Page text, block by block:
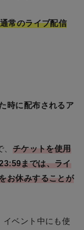
常のライブ配信
時に配布されるア
チケットを使用
までは、ライ
お休みすることが
イベント中にも使